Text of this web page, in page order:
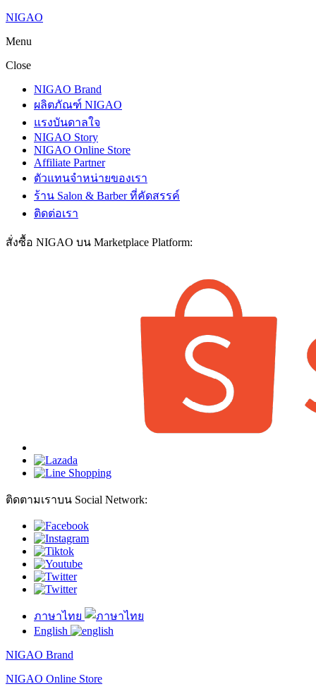
NIGAO
Menu
Close
NIGAO Brand
ผลิตภัณฑ์ NIGAO
แรงบันดาลใจ
NIGAO Story
NIGAO Online Store
Affiliate Partner
ตัวแทนจำหน่ายของเรา
ร้าน Salon & Barber ที่คัดสรรค์
ติดต่อเรา
สั่งซื้อ NIGAO บน Marketplace Platform:
ติดตามเราบน Social Network:
ภาษาไทย
English
NIGAO Brand
NIGAO Online Store